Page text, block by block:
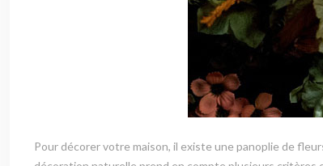
Pour décorer votre maison, il existe une panoplie de